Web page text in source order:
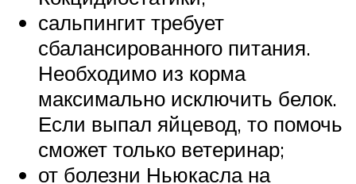
сальпингит требует
сбалансированного питания.
Необходимо из корма
максимально исключить белок.
Если выпал яйцевод, то помочь
сможет только ветеринар;
от болезни Ньюкасла на